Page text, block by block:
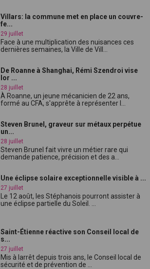
Villars: la commune met en place un couvre-
fe...
29 juillet
Face à une multiplication des nuisances ces
dernières semaines, la Ville de Vill...
De Roanne à Shanghai, Rémi Szendroi vise
lor ...
28 juillet
À Roanne, un jeune mécanicien de 22 ans,
formé au CFA, s'apprête à représenter l...
Steven Brunel, graveur sur métaux perpétue
un...
28 juillet
Steven Brunel fait vivre un métier rare qui
demande patience, précision et des a...
Une éclipse solaire exceptionnelle visible à ...
27 juillet
Le 12 août, les Stéphanois pourront assister à
une éclipse partielle du Soleil. ...
Saint-Étienne réactive son Conseil local de
s...
27 juillet
Mis à larrêt depuis trois ans, le Conseil local de
sécurité et de prévention de ...